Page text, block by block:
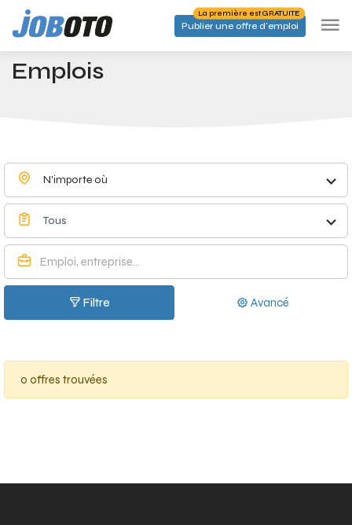
Skip to main content
Publier une offre d'emploi
La première est GRATUITE
Accueil Emplois à Poulseur - Joboto
Emplois
N'importe où
Tous
Filtre Avancé
0 offres trouvées